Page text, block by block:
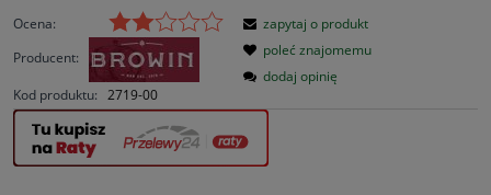
Ocena:
Producent:
Kod produktu: 2719-00
zapytaj o produkt
poleć znajomemu
dodaj opinię